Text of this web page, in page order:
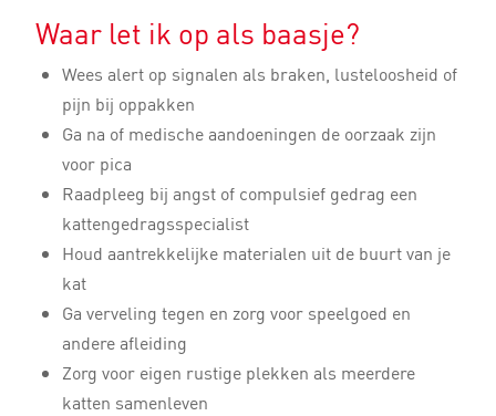
Waar let ik op als baasje?
Wees alert op signalen als braken, lusteloosheid of
pijn bij oppakken
Ga na of medische aandoeningen de oorzaak zijn
voor pica
Raadpleeg bij angst of compulsief gedrag een
kattengedragsspecialist
Houd aantrekkelijke materialen uit de buurt van je
kat
Ga verveling tegen en zorg voor speelgoed en
andere afleiding
Zorg voor eigen rustige plekken als meerdere
katten samenleven